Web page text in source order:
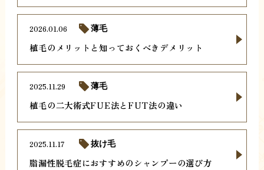
植毛のメリットと知っておくべきデメリット
2026.01.06 薄毛
植毛の二大術式FUE法とFUT法の違い
2025.11.29 薄毛
脂漏性脱毛症におすすめのシャンプーの選び方
2025.11.17 抜け毛